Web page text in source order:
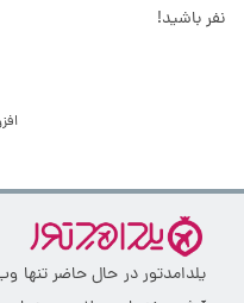
نفر باشید!
یلدامدتور در حال حاضر